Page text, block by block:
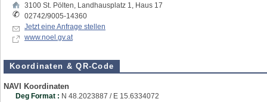
3100 St. Pölten, Landhausplatz 1, Haus 17
02742/9005-14360
Jetzt eine Anfrage stellen
www.noel.gv.at
Koordinaten & QR-Code
NAVI Koordinaten
Deg Format : N 48.2023887 / E 15.6334072